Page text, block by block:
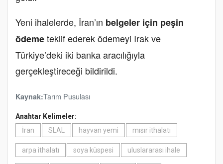
Yeni ihalelerde, İran’ın belgeler için peşin
ödemeteklif ederek ödemeyi Irak ve
Türkiye’deki iki banka aracılığıyla
gerçekleştireceği bildirildi.
Kaynak:Tarım Pusulası
Anahtar Kelimeler:
İran
SLAL hayvan yemi mısır ithalatı
arpa ithalatı soya küspesi uluslararası ihale